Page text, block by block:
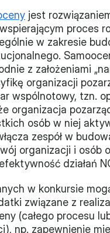
jest
proces
w zakresie
z założeniami
organizacji
wspólnotowy, tzn.
organizacja
osób w niej
zespół w
organizacji i osób
działań
w konkursie
związane z
(całego procesu
np. zapewnienie